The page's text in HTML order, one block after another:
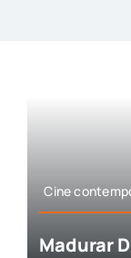
Cine
Madurar